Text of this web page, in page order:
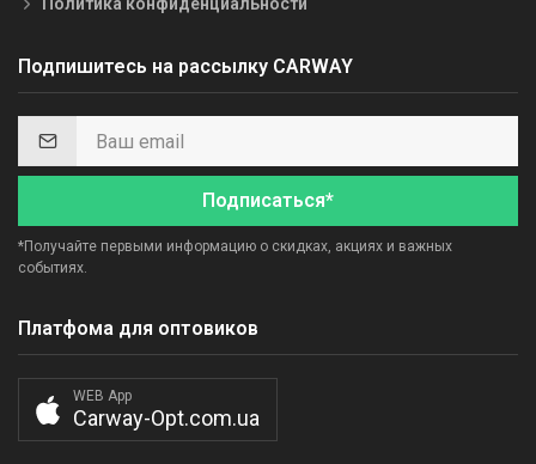
Подпишитесь на рассылку CARWAY
Подписаться*
*Получайте первыми информацию о скидках, акциях и важных
событиях.
Платфома для оптовиков
WEB App
Carway-Opt.com.ua